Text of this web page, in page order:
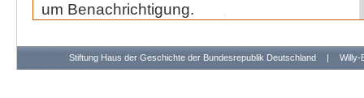
um Benachrichtigung.
Stiftung Haus der Geschichte der Bundesrepublik Deutschland | Willy-